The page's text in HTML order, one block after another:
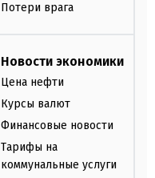
Потери врага
Новости экономики
Цена нефти
Курсы валют
Финансовые новости
Тарифы на
коммунальные услуги